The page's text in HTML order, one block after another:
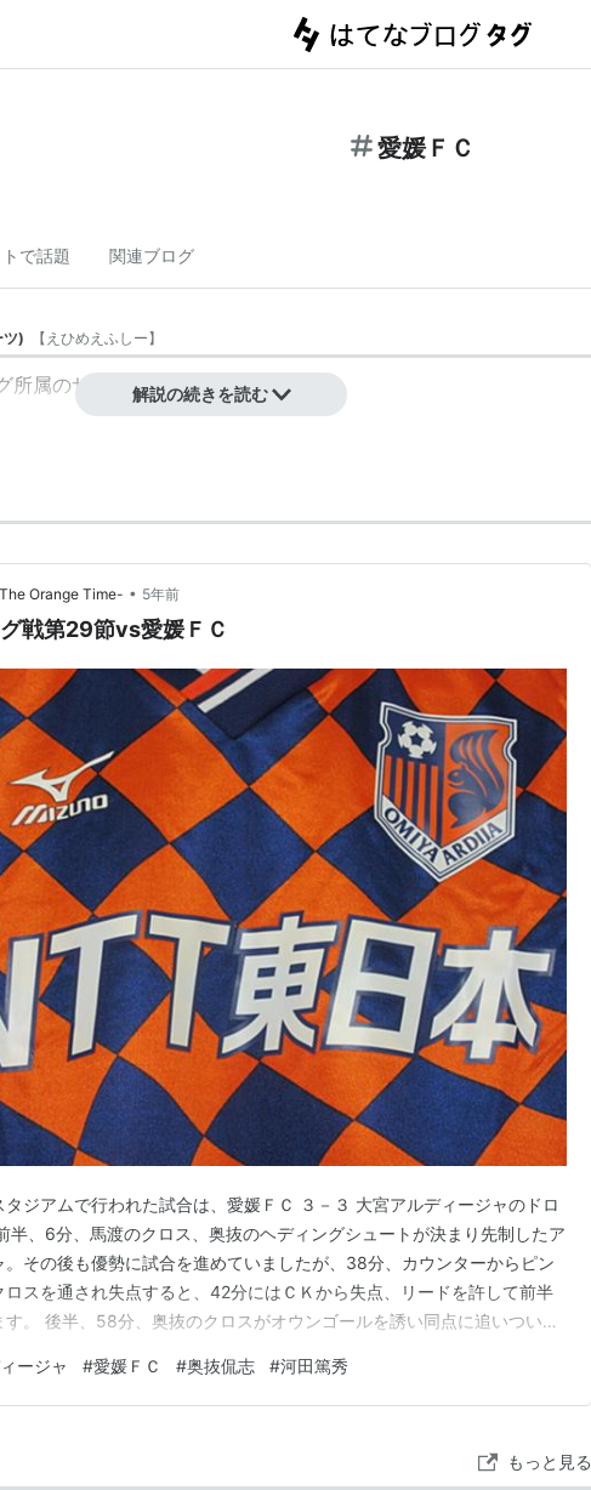
愛媛ＦＣ
で話題 関連ブログ
ツ) 【 えひめえふしー】
所属のサッカークラブ）
解説の続きを読む
Orange Time- • 5年前
戦第29節vs愛媛ＦＣ
タジアムで行われた試合は、愛媛ＦＣ ３－３ 大宮アルディージャのドロ
半、6分、馬渡のクロス、奥抜のヘディングシュートが決まり先制したア
。その後も優勢に試合を進めていましたが、38分、カウンターからピン
ロスを通され失点すると、42分にはＣＫから失点、リードを許して前半
す。 後半、58分、奥抜のクロスがオウンゴールを誘い同点に追いついた
、柴山、イバを投入し反撃に出るアルディージャ。すると66分、ＣＫ、
ングシュートが決まり再び同点としま…
ージャ #愛媛ＦＣ #奥抜侃志 #河田篤秀
もっと見る